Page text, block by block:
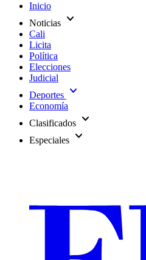
Inicio
Noticias expand_more
Cali
Licita
Política
Elecciones
Judicial
Deportes expand_more
Economía
Clasificados expand_more
Especiales expand_more